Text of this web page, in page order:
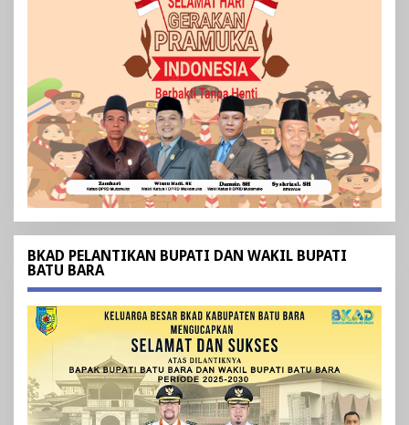
BKAD PELANTIKAN BUPATI DAN WAKIL BUPATI
BATU BARA